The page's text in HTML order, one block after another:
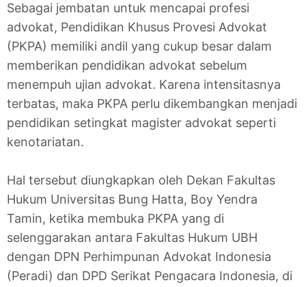
Sebagai jembatan untuk mencapai profesi
advokat, Pendidikan Khusus Provesi Advokat
(PKPA) memiliki andil yang cukup besar dalam
memberikan pendidikan advokat sebelum
menempuh ujian advokat. Karena intensitasnya
terbatas, maka PKPA perlu dikembangkan menjadi
pendidikan setingkat magister advokat seperti
kenotariatan.
Hal tersebut diungkapkan oleh Dekan Fakultas
Hukum Universitas Bung Hatta, Boy Yendra
Tamin, ketika membuka PKPA yang di
selenggarakan antara Fakultas Hukum UBH
dengan DPN Perhimpunan Advokat Indonesia
(Peradi) dan DPD Serikat Pengacara Indonesia, di